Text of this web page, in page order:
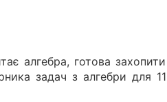
алгебра, готова захопити
задач з алгебри для 11